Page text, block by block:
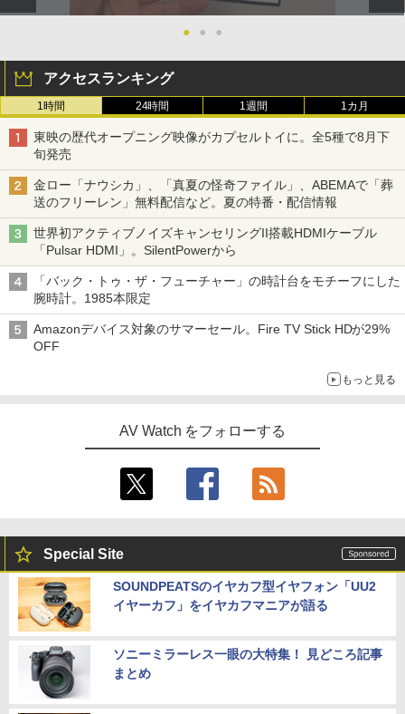
● ● ●
アクセスランキング
1時間 24時間 1週間 1カ月
東映の歴代オープニング映像がカプセルトイに。全5種で8月下
旬発売
金ロー「ナウシカ」、「真夏の怪奇ファイル」、ABEMAで「葬
送のフリーレン」無料配信など。夏の特番・配信情報
世界初アクティブノイズキャンセリングII搭載HDMIケーブル
「Pulsar HDMI」。SilentPowerから
「バック・トゥ・ザ・フューチャー」の時計台をモチーフにした
腕時計。1985本限定
Amazonデバイス対象のサマーセール。Fire TV Stick HDが29%
OFF
もっと見る
AV Watch をフォローする
Special Site
SOUNDPEATSのイヤカフ型イヤフォン「UU2
イヤーカフ」をイヤカフマニアが語る
ソニーミラーレス一眼の大特集！ 見どころ記事
まとめ